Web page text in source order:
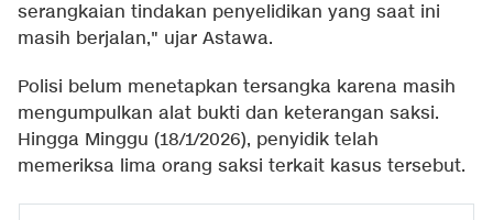
serangkaian tindakan penyelidikan yang saat ini
masih berjalan," ujar Astawa.
Polisi belum menetapkan tersangka karena masih
mengumpulkan alat bukti dan keterangan saksi.
Hingga Minggu (18/1/2026), penyidik telah
memeriksa lima orang saksi terkait kasus tersebut.